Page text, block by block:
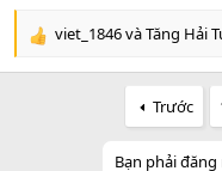
R
viet_1846vàTăng Hải
Trước
Bạn phải